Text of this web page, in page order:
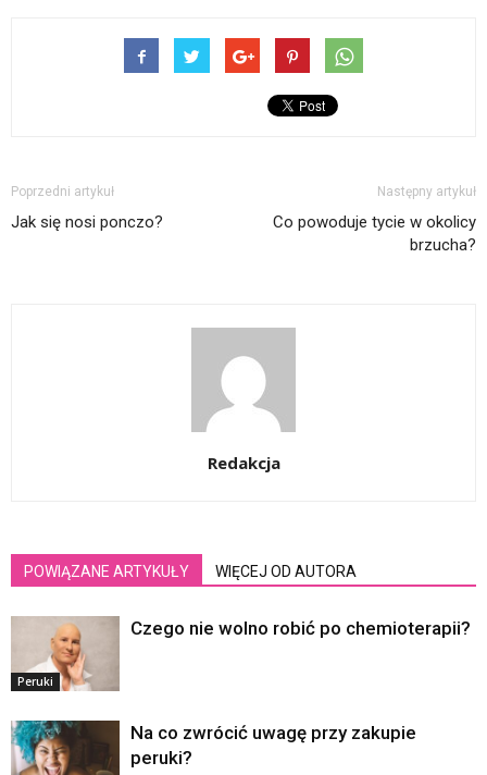
Poprzedni artykuł
Jak się nosi ponczo?
Następny artykuł
Co powoduje tycie w okolicy
brzucha?
Redakcja
POWIĄZANE ARTYKUŁY WIĘCEJ OD AUTORA
Peruki
Czego nie wolno robić po chemioterapii?
Na co zwrócić uwagę przy zakupie
peruki?